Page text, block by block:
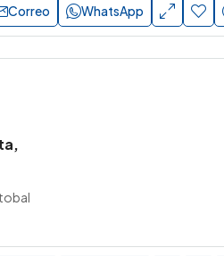
Correo WhatsApp